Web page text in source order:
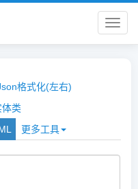
PC
箱
格式化(左右)
类
更多工具